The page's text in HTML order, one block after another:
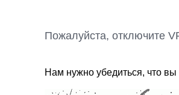
Пожалуйста, отключите
Нам нужно убедиться, что